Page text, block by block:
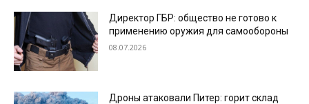
Директор ГБР: общество не готово к
применению оружия для самообороны
08.07.2026
Дроны атаковали Питер: горит склад